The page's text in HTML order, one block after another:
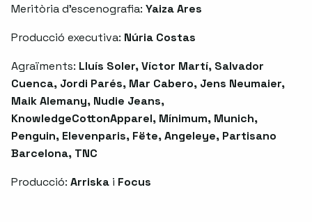
Meritòria d’escenografia: Yaiza Ares
Producció executiva: Núria Costas
Agraïments: Lluís Soler, Víctor Martí, Salvador
Cuenca, Jordi Parés, Mar Cabero, Jens Neumaier,
Maik Alemany, Nudie Jeans,
KnowledgeCottonApparel, Mínimum, Munich,
Penguin, Elevenparis, Fëte, Angeleye, Partisano
Barcelona, TNC
Producció: Arriska i Focus